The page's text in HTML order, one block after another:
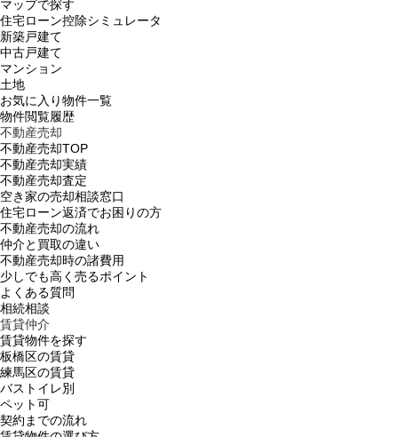
マップで探す
住宅ローン控除シミュレータ
新築戸建て
中古戸建て
マンション
土地
お気に入り物件一覧
物件閲覧履歴
不動産売却
不動産売却TOP
不動産売却実績
不動産売却査定
空き家の売却相談窓口
住宅ローン返済でお困りの方
不動産売却の流れ
仲介と買取の違い
不動産売却時の諸費用
少しでも高く売るポイント
よくある質問
相続相談
賃貸仲介
賃貸物件を探す
板橋区の賃貸
練馬区の賃貸
バストイレ別
ペット可
契約までの流れ